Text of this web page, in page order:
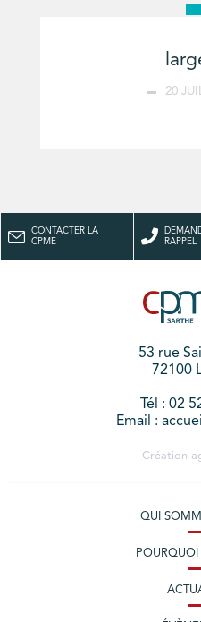
20
CONTACTER LA
CPME
RAPPEL
53 rue
72100
Tél : 02
Email :
Création
QUI
POURQUOI